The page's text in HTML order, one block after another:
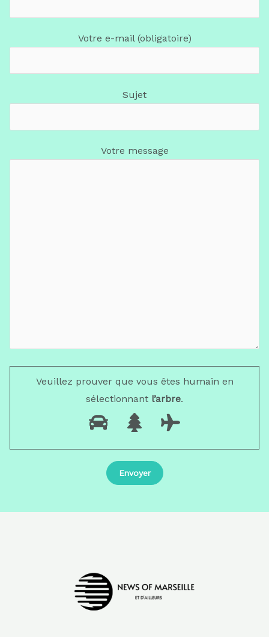
Votre e-mail (obligatoire)
Sujet
Votre message
Veuillez prouver que vous êtes humain en
sélectionnant l’arbre.